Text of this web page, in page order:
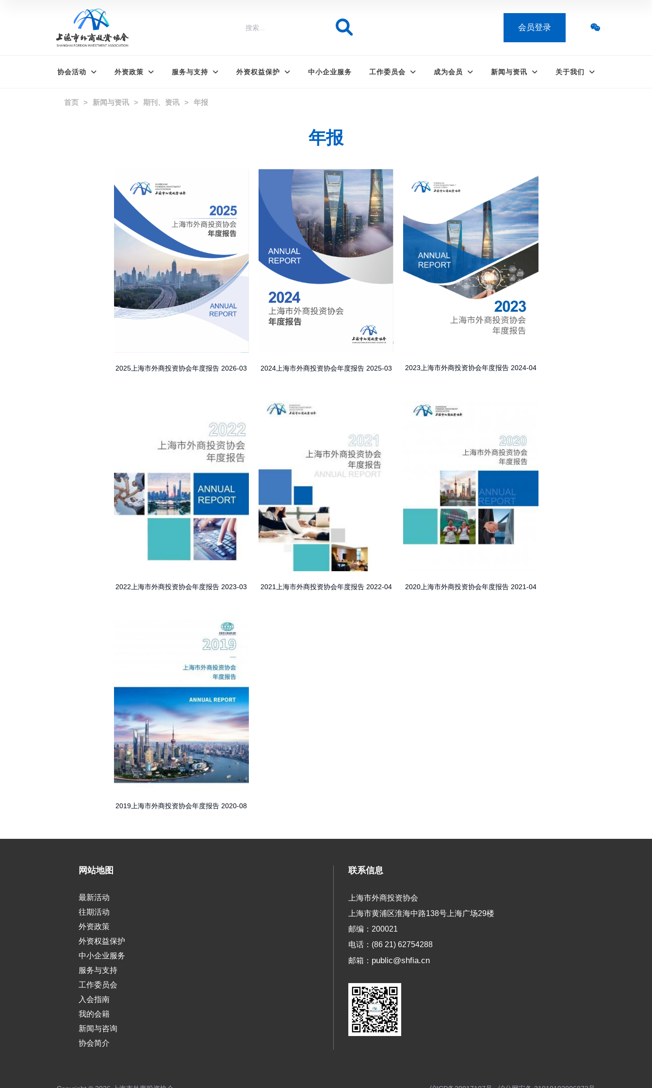
会员登录
协会活动 外资政策 服务与支持 外资权益保护 中小企业服务 工作委员会 成为会员 新闻与资讯 关于我们
首页 新闻与资讯 期刊、资讯 年报
年报
2025上海市外商投资协会年度报告 2026-03 2024上海市外商投资协会年度报告 2025-03 2023上海市外商投资协会年度报告 2024-04
2022上海市外商投资协会年度报告 2023-03 2021上海市外商投资协会年度报告 2022-04 2020上海市外商投资协会年度报告 2021-04
2019上海市外商投资协会年度报告 2020-08
网站地图
最新活动
往期活动
外资政策
外资权益保护
中小企业服务
服务与支持
工作委员会
入会指南
我的会籍
新闻与咨询
协会简介
联系信息
上海市外商投资协会
上海市黄浦区淮海中路138号上海广场29楼
邮编：200021
电话：(86 21) 62754288
邮箱： public@shfia.cn